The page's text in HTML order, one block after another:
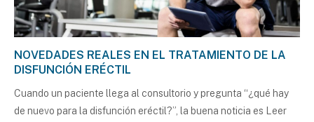
NOVEDADES REALES EN EL TRATAMIENTO DE LA
DISFUNCIÓN ERÉCTIL
Cuando un paciente llega al consultorio y pregunta “¿qué hay
de nuevo para la disfunción eréctil?”, la buena noticia es
Leer